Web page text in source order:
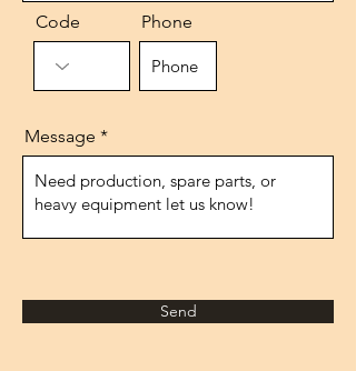
Code Phone
Message
Send